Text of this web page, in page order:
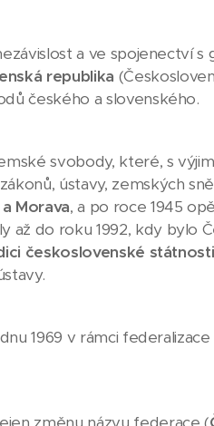
a ve spojenectví s
republika
českého a slovenského.
svobody, které, s
ústavy, zemských
Morava, a po roce 1945
až do roku 1992, kdy bylo
československé státnosti
1969 v rámci federalizace